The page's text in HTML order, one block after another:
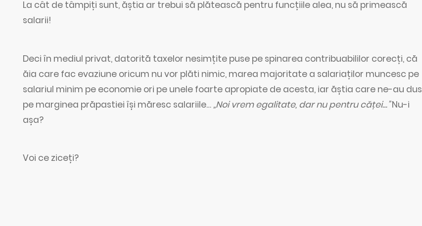
La cât de tâmpiți sunt, ăștia ar trebui să plătească pentru funcțiile alea, nu să primească
salarii!
Deci în mediul privat, datorită taxelor nesimțite puse pe spinarea contribuabililor corecți, că
ăia care fac evaziune oricum nu vor plăti nimic, marea majoritate a salariaților muncesc pe
salariul minim pe economie ori pe unele foarte apropiate de acesta, iar ăștia care ne-au dus
pe marginea prăpastiei își măresc salariile…„Noi vrem egalitate, dar nu pentru căței…”Nu-i
așa?
Voi ce ziceți?